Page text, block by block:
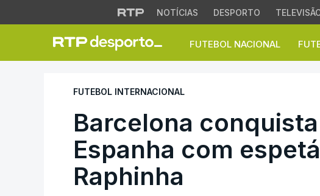
NOTÍCIAS DESPORTO
FUTEBOL NACIONAL
Barcelona conquista
FUTEBOL INTERNACIONAL
Barcelona
Espanha com
Raphinha